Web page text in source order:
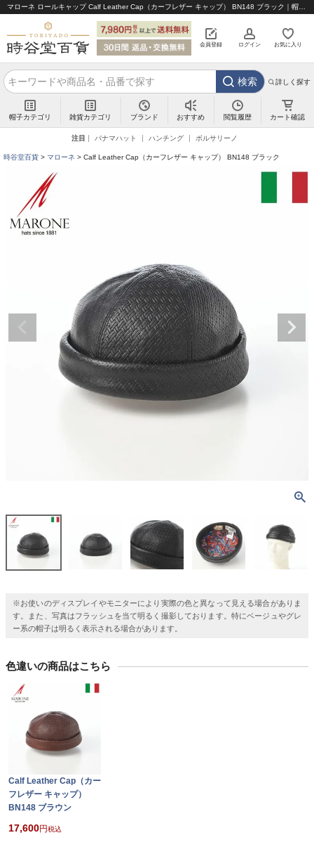
会員登録 ログイン お気に入り
検索 詳しく探す
帽子カテゴリ 雑貨カテゴリ ブランド おすすめ 閲覧履歴 カート確認
注目 パナマハット ハンチング ボルサリーノ
時谷堂百貨 マローネ Calf Leather Cap（カーフレザー キャップ） BN148 ブラック
※お使いのディスプレイやモニターにより実際の色と異なって見える場合がありま
す。また、写真はフラッシュを当て明るく撮影しております。特にベージュやグレ
ー系の帽子は明るく表示される場合があります。
色違いの商品はこちら
Calf Leather Cap（カー
フレザー キャップ）
BN148 ブラウン
17,600 税込